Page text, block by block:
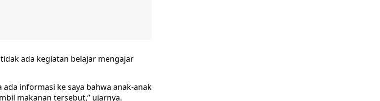
ada kegiatan belajar mengajar
informasi ke saya bahwa anak-anak
makanan tersebut,” ujarnya.